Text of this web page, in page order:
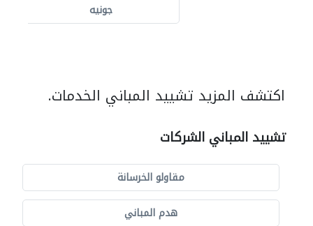
جونيه
اكتشف المزيد تشييد المباني الخدمات.
تشييد المباني الشركات
مقاولو الخرسانة
هدم المباني